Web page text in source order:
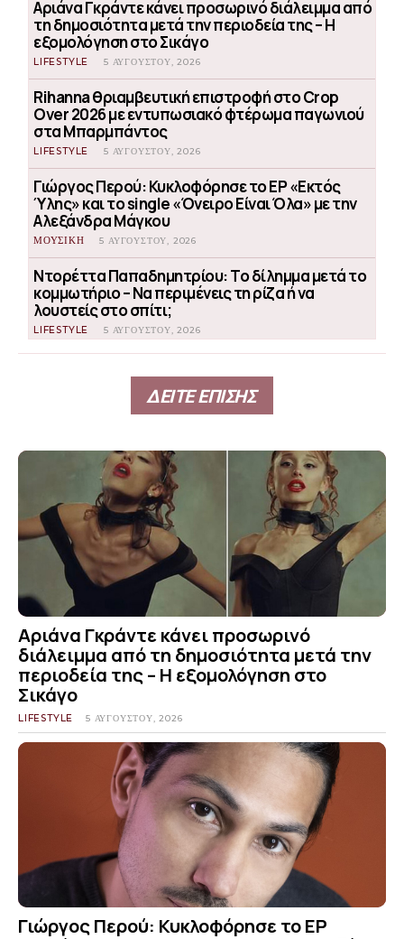
Αριάνα Γκράντε κάνει προσωρινό διάλειμμα από
τη δημοσιότητα μετά την περιοδεία της – Η
εξομολόγηση στο Σικάγο
LIFESTYLE 5 ΑΥΓΟΎΣΤΟΥ, 2026
Rihanna θριαμβευτική επιστροφή στο Crop
Over 2026 με εντυπωσιακό φτέρωμα παγωνιού
στα Μπαρμπάντος
LIFESTYLE 5 ΑΥΓΟΎΣΤΟΥ, 2026
Γιώργος Περού: Κυκλοφόρησε το EP «Εκτός
Ύλης» και το single «Όνειρο Είναι Όλα» με την
Αλεξάνδρα Μάγκου
ΜΟΥΣΙΚΗ 5 ΑΥΓΟΎΣΤΟΥ, 2026
Ντορέττα Παπαδημητρίου: Το δίλημμα μετά το
κομμωτήριο – Να περιμένεις τη ρίζα ή να
λουστείς στο σπίτι;
LIFESTYLE 5 ΑΥΓΟΎΣΤΟΥ, 2026
ΔΕΙΤΕ ΕΠΙΣΗΣ
Αριάνα Γκράντε κάνει προσωρινό
διάλειμμα από τη δημοσιότητα μετά την
περιοδεία της – Η εξομολόγηση στο
Σικάγο
LIFESTYLE 5 ΑΥΓΟΎΣΤΟΥ, 2026
Γιώργος Περού: Κυκλοφόρησε το EP